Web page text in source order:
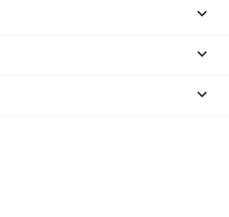


keyboard_arrow_down